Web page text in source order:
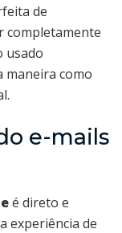
de
completamente
usado
maneira como
e-mails
é direto e
experiência de